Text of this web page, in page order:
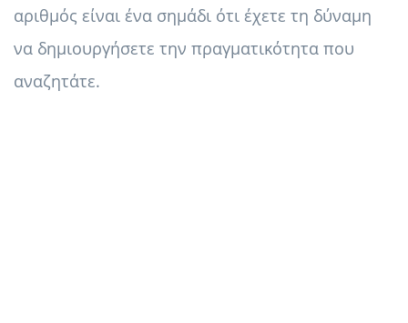
αριθμός είναι ένα σημάδι ότι έχετε τη δύναμη
να δημιουργήσετε την πραγματικότητα που
αναζητάτε.